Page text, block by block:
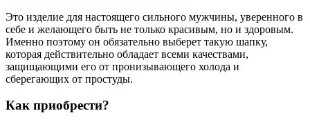
Это изделие для настоящего сильного мужчины, уверенного в
себе и желающего быть не только красивым, но и здоровым.
Именно поэтому он обязательно выберет такую шапку,
которая действительно обладает всеми качествами,
защищающими его от пронизывающего холода и
сберегающих от простуды.
Как приобрести?